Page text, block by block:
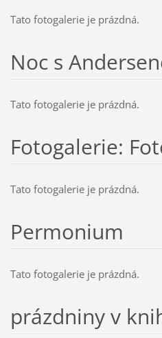
Tato fotogalerie je prázdná.
Noc s
Tato fotogalerie je prázdná.
Fotogalerie:
Tato fotogalerie je prázdná.
Permonium
Tato fotogalerie je prázdná.
prázdniny v